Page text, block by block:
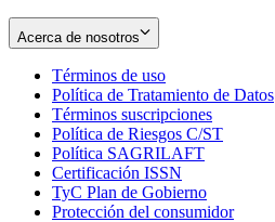
Acerca de nosotros
Términos de uso
in
new
window
Política de Tratamiento de Datos
Términos suscripciones
in
Política de Riesgos C/ST
Política SAGRILAFT
new
window
Certificación ISSN
in
new
TyC Plan de Gobierno
in
Protección del consumidorOpens